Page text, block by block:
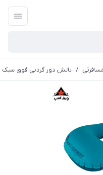
/ بالش دور گردنی فوق